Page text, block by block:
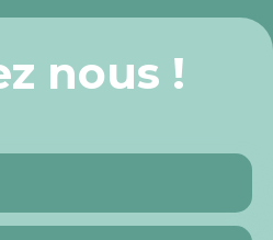
nous !